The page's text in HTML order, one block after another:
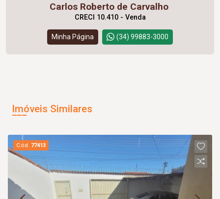
Carlos Roberto de Carvalho
CRECI 10.410 - Venda
Minha Página (34) 99883-3000
Imóveis Similares
Cód. 77413